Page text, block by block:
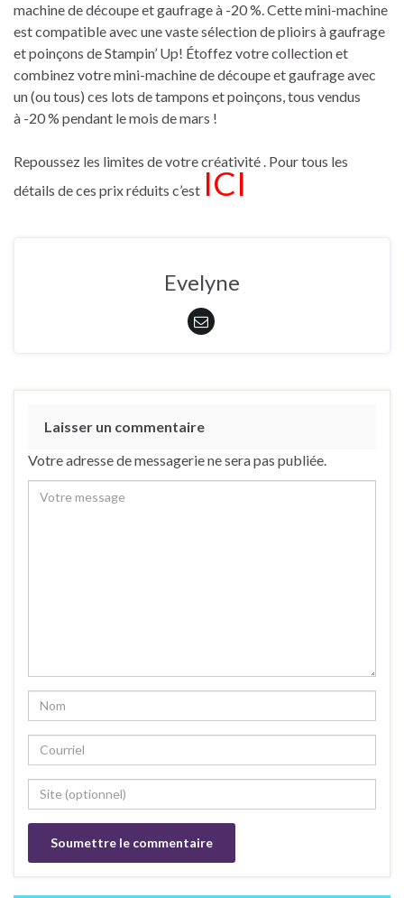
machine de découpe et gaufrage à -20 %. Cette mini-machine
est compatible avec une vaste sélection de plioirs à gaufrage
et poinçons de Stampin’ Up! Étoffez votre collection et
combinez votre mini-machine de découpe et gaufrage avec
un (ou tous) ces lots de tampons et poinçons, tous vendus
à -20 % pendant le mois de mars !
Repoussez les limites de votre créativité . Pour tous les
détails de ces prix réduits c’est ICI
Evelyne
Laisser un commentaire
Votre adresse de messagerie ne sera pas publiée.